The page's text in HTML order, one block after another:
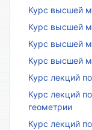
Курс высшей
Курс высшей
Курс высшей
Курс высшей
Курс лекций
Курс лекций
геометрии
Курс лекций